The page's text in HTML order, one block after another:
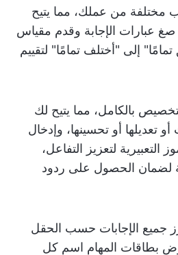
مختلفة من عملك، مما يتيح
عبارات الإجابة وقدم مقياس
إلى "أختلف تمامًا" لتقييم
بالكامل، مما يتيح لك
أو تعديلها أو تحسينها، وإدخال
التعبيرية لتعزيز التفاعل،
لضمان الحصول على ردود
جميع الإجابات حسب الحقل
بطاقات المهام اسم كل